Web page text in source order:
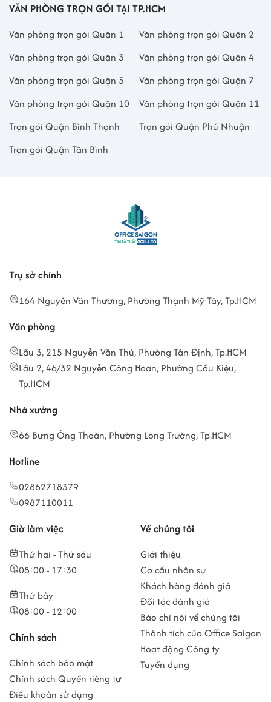
VĂN PHÒNG TRỌN GÓI TẠI TP.HCM
Văn phòng trọn gói Quận 1
Văn phòng trọn gói Quận 2
Văn phòng trọn gói Quận 3
Văn phòng trọn gói Quận 4
Văn phòng trọn gói Quận 5
Văn phòng trọn gói Quận 7
Văn phòng trọn gói Quận 10
Văn phòng trọn gói Quận 11
Trọn gói Quận Bình Thạnh
Trọn gói Quận Phú Nhuận
Trọn gói Quận Tân Bình
Trụ sở chính
164 Nguyễn Văn Thương, Phường Thạnh Mỹ Tây, Tp.HCM
Văn phòng
Lầu 3, 215 Nguyễn Văn Thủ, Phường Tân Định, Tp.HCM
Lầu 2, 46/32 Nguyễn Công Hoan, Phường Cầu Kiệu,
Tp.HCM
Nhà xưởng
66 Bưng Ông Thoàn, Phường Long Trường, Tp.HCM
Hotline
02862718379
0987110011
Giờ làm việc
Thứ hai - Thứ sáu
08:00 - 17:30
Thứ bảy
08:00 - 12:00
Chính sách
Chính sách bảo mật
Chính sách Quyền riêng tư
Điều khoản sử dụng
Về chúng tôi
Giới thiệu
Cơ cấu nhân sự
Khách hàng đánh giá
Đối tác đánh giá
Báo chí nói về chúng tôi
Thành tích của Office Saigon
Hoạt động Công ty
Tuyển dụng